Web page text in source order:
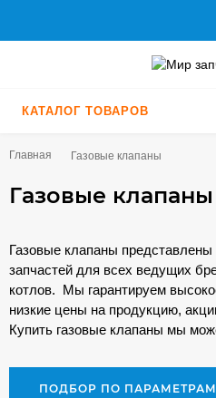
КАТАЛОГ ТОВАРОВ
Главная Газовые клапаны
Газовые клапаны
Газовые клапаны
запчастей для всех ведущих
котлов. Мы гарантируем
низкие цены на продукцию,
Купить газовые клапаны мы
спецусловия!
ПОДБОР ПО ПАРАМЕТРАМ